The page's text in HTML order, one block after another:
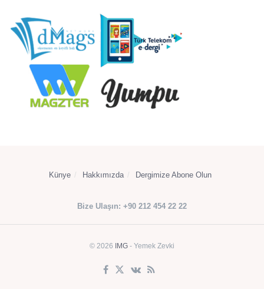
Künye Hakkımızda Dergimize Abone Olun
Bize Ulaşın: +90 212 454 22 22
© 2026 IMG - Yemek Zevki